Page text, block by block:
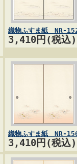
織物ふすま紙 NR-
3,410円(税込)
織物ふすま紙 NR-
3,410円(税込)